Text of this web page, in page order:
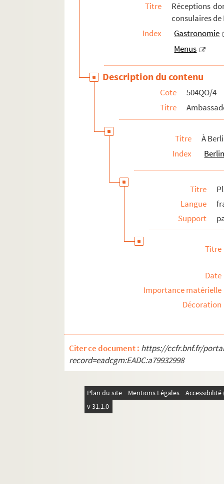
Titre
Réceptions
consulaires
Index
Gastronomie
Menus
Description du contenu
Cote
504QO/4
Titre
Titre
À
Index
Titre
Langue
Support
Titre
Date
Importance matérielle
Décoration
Citer ce document : https://ccfr.bnf.fr/
record=eadcgm:EADC:a79932998
Plan du site Mentions Légales
v 31.1.0